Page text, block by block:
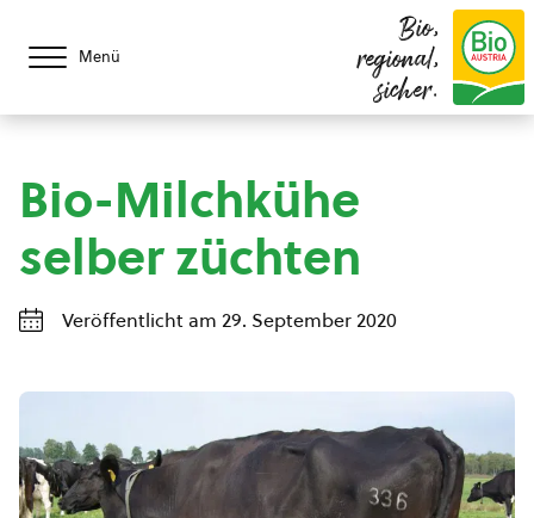
Menü
Bio,
regional,
sicher.
Bio-Milchkühe
selber züchten
Veröffentlicht am 29. September 2020